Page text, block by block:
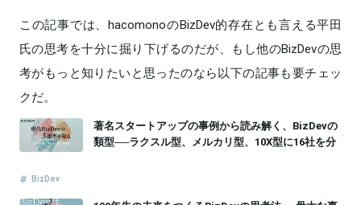
この記事では、hacomonoのBizDev的存在とも言える平田
氏の思考を十分に掘り下げるのだが、もし他のBizDevの思
考がもっと知りたいと思ったのなら以下の記事も要チェッ
クだ。